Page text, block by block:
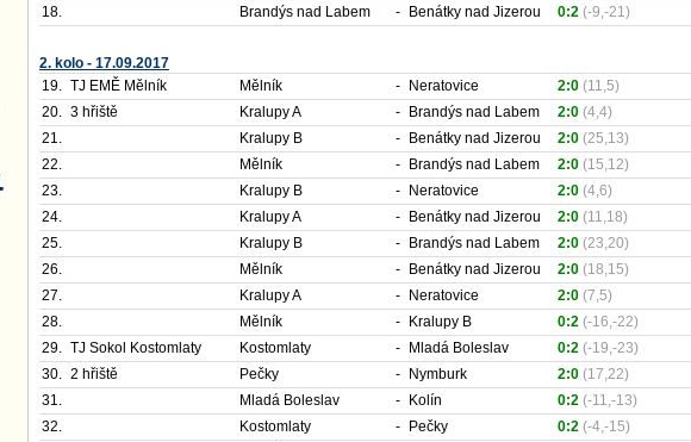
18.
Brandýs nad Labem - Benátky nad Jizerou 0:2 (-9,-21)
2. kolo - 17.09.2017
19. TJ EMĚ Mělník Mělník - Neratovice 2:0 (11,5)
20. 3 hřiště Kralupy A - Brandýs nad Labem 2:0 (4,4)
21.
Kralupy B - Benátky nad Jizerou 2:0 (25,13)
22.
Mělník - Brandýs nad Labem 2:0 (15,12)
23.
Kralupy B - Neratovice 2:0 (4,6)
24.
Kralupy A - Benátky nad Jizerou 2:0 (11,18)
25.
Kralupy B - Brandýs nad Labem 2:0 (23,20)
26.
Mělník - Benátky nad Jizerou 2:0 (18,15)
27.
Kralupy A - Neratovice 2:0 (7,5)
28.
Mělník - Kralupy B 0:2 (-16,-22)
29. TJ Sokol Kostomlaty Kostomlaty - Mladá Boleslav 0:2 (-19,-23)
30. 2 hřiště Pečky - Nymburk 2:0 (17,22)
31.
Mladá Boleslav - Kolín 0:2 (-11,-13)
32.
Kostomlaty - Pečky 0:2 (-4,-15)